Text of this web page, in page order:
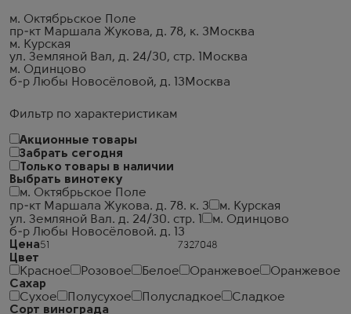
Фильтр по характеристикам
Акционные товары
Забрать сегодня
Только товары в наличии
Выбрать винотеку
м. Октябрьское Поле
пр-кт Маршала Жукова. д. 78. к. 3
м. Курская
ул. Земляной Вал. д. 24/30. стр. 1
м. Одинцово
б-р Любы Новосёловой. д. 13
Цена
Цвет
Красное
Розовое Белое Оранжевое
Оранжевое
Сахар
Сухое
Полусухое Полусладкое
Сладкое
Сорт винограда
м. Октябрьское Поле
пр-кт Маршала Жукова, д. 78, к. 3 Москва
м. Курская
ул. Земляной Вал, д. 24/30, стр. 1
Москва
м. Одинцово
б-р Любы Новосёловой, д. 13 Москва